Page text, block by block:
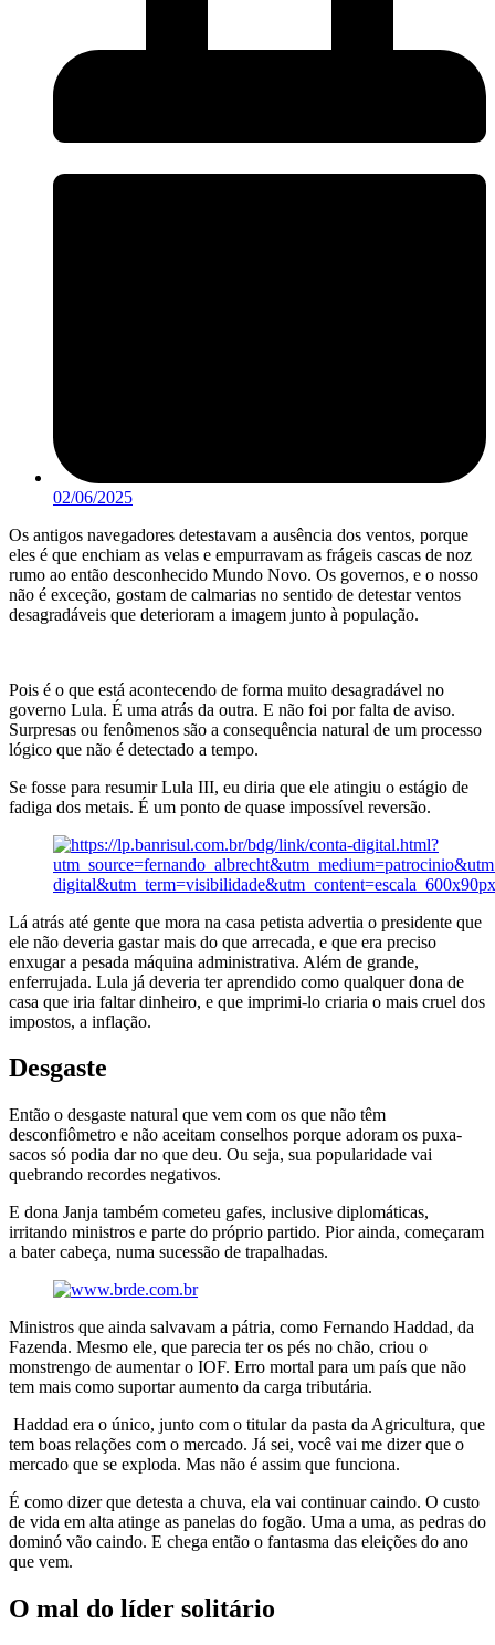
02/06/2025
Os antigos navegadores detestavam a ausência dos ventos, porque
eles é que enchiam as velas e empurravam as frágeis cascas de noz
rumo ao então desconhecido Mundo Novo. Os governos, e o nosso
não é exceção, gostam de calmarias no sentido de detestar ventos
desagradáveis que deterioram a imagem junto à população.
Pois é o que está acontecendo de forma muito desagradável no
governo Lula. É uma atrás da outra. E não foi por falta de aviso.
Surpresas ou fenômenos são a consequência natural de um processo
lógico que não é detectado a tempo.
Se fosse para resumir Lula III, eu diria que ele atingiu o estágio de
fadiga dos metais. É um ponto de quase impossível reversão.
Lá atrás até gente que mora na casa petista advertia o presidente que
ele não deveria gastar mais do que arrecada, e que era preciso
enxugar a pesada máquina administrativa. Além de grande,
enferrujada. Lula já deveria ter aprendido como qualquer dona de
casa que iria faltar dinheiro, e que imprimi-lo criaria o mais cruel dos
impostos, a inflação.
Desgaste
Então o desgaste natural que vem com os que não têm
desconfiômetro e não aceitam conselhos porque adoram os puxa-
sacos só podia dar no que deu. Ou seja, sua popularidade vai
quebrando recordes negativos.
E dona Janja também cometeu gafes, inclusive diplomáticas,
irritando ministros e parte do próprio partido. Pior ainda, começaram
a bater cabeça, numa sucessão de trapalhadas.
Ministros que ainda salvavam a pátria, como Fernando Haddad, da
Fazenda. Mesmo ele, que parecia ter os pés no chão, criou o
monstrengo de aumentar o IOF. Erro mortal para um país que não
tem mais como suportar aumento da carga tributária.
Haddad era o único, junto com o titular da pasta da Agricultura, que
tem boas relações com o mercado. Já sei, você vai me dizer que o
mercado que se exploda. Mas não é assim que funciona.
É como dizer que detesta a chuva, ela vai continuar caindo. O custo
de vida em alta atinge as panelas do fogão. Uma a uma, as pedras do
dominó vão caindo. E chega então o fantasma das eleições do ano
que vem.
O mal do líder solitário